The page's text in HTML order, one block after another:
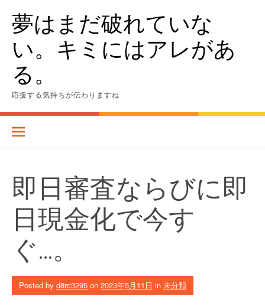
content夢はまだ破れていな
い。キミにはアレがあ
る。
応援する気持ちが伝わりますね
即日審査ならびに即
日現金化で今す
ぐ…。
Posted by d8rc3295 on 2023年5月11日 in 未分類